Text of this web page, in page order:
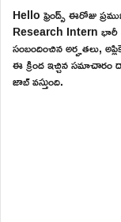
Hello ఫ్రెండ్స్ ఈరోజు
Research Intern భారీ
సంబందించిన అర్హతలు,
ఈ క్రింద ఇచ్చిన సమాచారం
జాబ్ వస్తుంది.